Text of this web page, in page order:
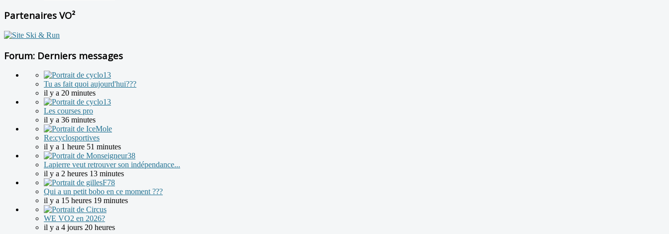
Partenaires VO²
Forum: Derniers messages
Tu as fait quoi aujourd'hui???
il y a 20 minutes
Les courses pro
il y a 36 minutes
Re:cyclosportives
il y a 1 heure 51 minutes
Lapierre veut retrouver son indépendance...
il y a 2 heures 13 minutes
Qui a un petit bobo en ce moment ???
il y a 15 heures 19 minutes
WE VO2 en 2026?
il y a 4 jours 20 heures